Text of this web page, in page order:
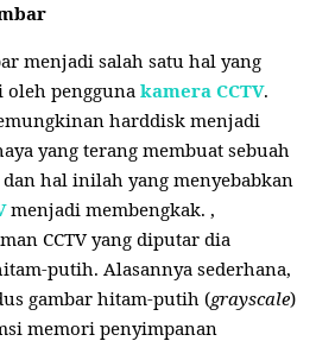
menjadi salah satu hal yang
oleh pengguna kamera CCTV.
harddisk menjadi
yang terang membuat sebuah
hal inilah yang menyebabkan
menjadi membengkak. ,
CCTV yang diputar dia
putih. Alasannya sederhana,
gambar hitam-putih (grayscale)
memori penyimpanan